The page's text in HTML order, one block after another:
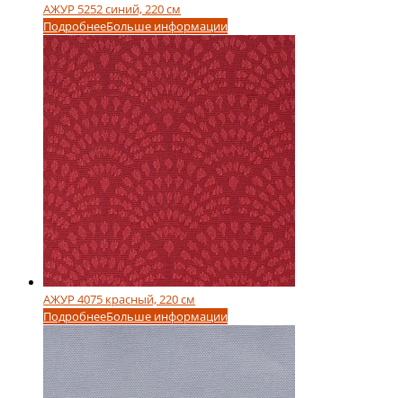
АЖУР 5252 синий, 220 см
ПодробнееБольше информации
АЖУР 4075 красный, 220 см
ПодробнееБольше информации